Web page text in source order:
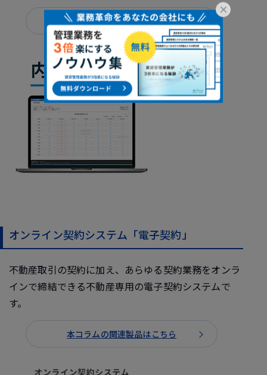
本コラムの関連製品はこちら
オンライン契約システム「電子契約」
不動産取引の契約に加え、あらゆる契約業務をオンラ
インで締結できる不動産専用の電子契約システムで
す。
本コラムの関連製品はこちら
×